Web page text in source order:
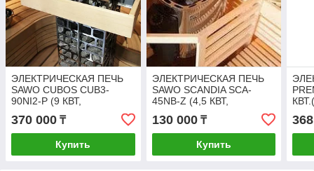
ЭЛЕКТРИЧЕСКАЯ ПЕЧЬ
SAWO CUBOS CUB3-
90NI2-P (9 КВТ,
ВЫНОСНОЙ ПУЛЬТ,
ВСТРОЕННЫЙ БЛОК
МОЩНОСТИ,
НЕРЖАВЕЙКА)
370 000 ₸
Купить
ЭЛЕКТРИЧЕСКАЯ ПЕЧЬ
SAWO SCANDIA SCA-
45NB-Z (4,5 КВТ,
ВСТРОЕННЫЙ ПУЛЬТ,
ВНУТРИ ОЦИНКОВКА,
СНАРУЖИ НЕРЖАВЕЙКА)
130 000₸
Купить